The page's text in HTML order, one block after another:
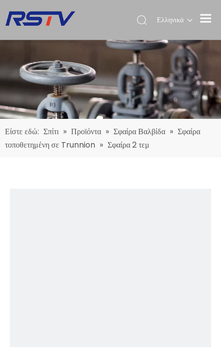
Ελληνικά
Είστε εδώ: Σπίτι » Προϊόντα » Σφαίρα Βαλβίδα » Σφαίρα
τοποθετημένη σε Trunnion » Σφαίρα 2 τεμ